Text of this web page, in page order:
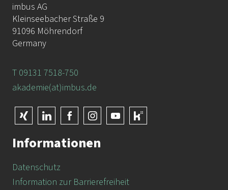
imbus AG
Kleinseebacher Straße 9
91096 Möhrendorf
Germany
T 09131 7518-750
akademie(at)imbus.de
Informationen
Datenschutz
Information zur Barrierefreiheit